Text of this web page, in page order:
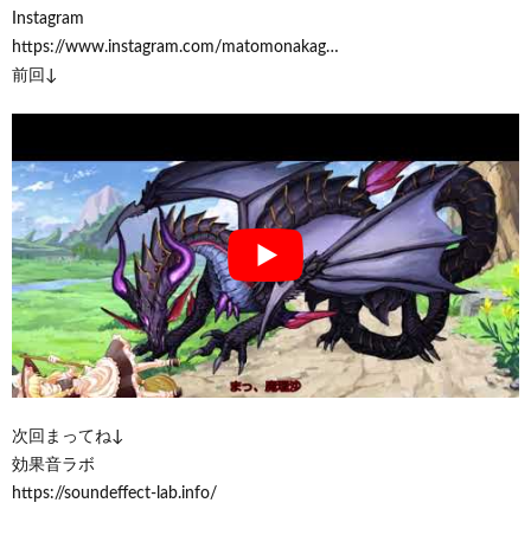
Instagram
https://www.instagram.com/matomonakag…
前回↓
次回まってね↓
効果音ラボ
https://soundeffect-lab.info/